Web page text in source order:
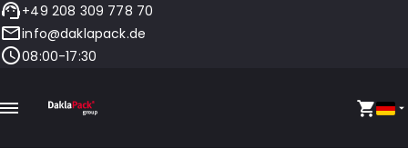
+49 208 309 778 70
info@daklapack.de
08:00-17:30